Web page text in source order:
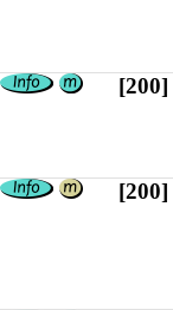
[200]
[200]